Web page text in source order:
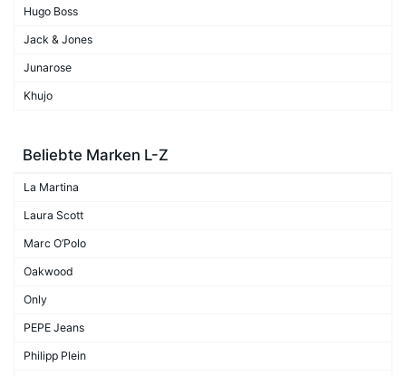
Hugo Boss
Jack & Jones
Junarose
Khujo
Beliebte Marken L-Z
La Martina
Laura Scott
Marc O’Polo
Oakwood
Only
PEPE Jeans
Philipp Plein